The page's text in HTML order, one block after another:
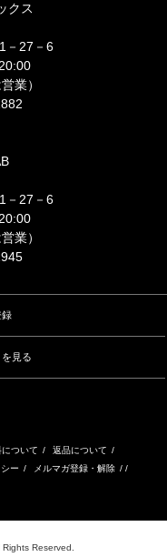
クス
－27－6
業）
－27－6
業）
録
見る
ついて / 返品について /
ー / メルマガ登録・解除 / /
Reserved.